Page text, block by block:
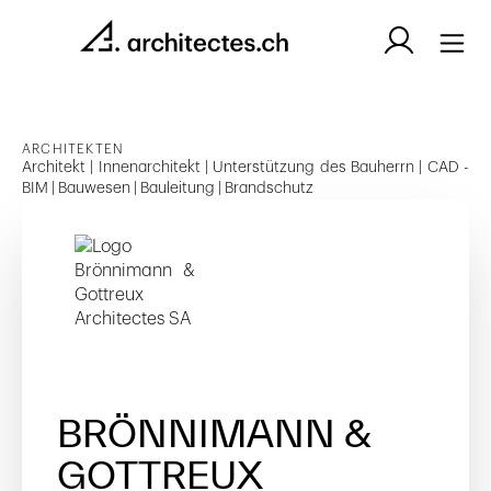
ARCHITEKTEN
Architekt | Innenarchitekt | Unterstützung des Bauherrn | CAD -
BIM | Bauwesen | Bauleitung | Brandschutz
BRÖNNIMANN &
GOTTREUX